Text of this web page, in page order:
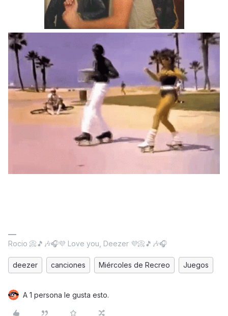
Rocio 📀🎵🎶🎧💜 Love you, Deezer 💜📀🎵🎶🎧
deezer canciones Miércoles de Recreo Juegos
A 1 persona le gusta esto.